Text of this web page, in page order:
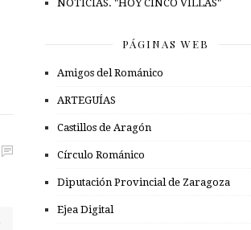
NOTICIAS. "HOY CINCO VILLAS"
PÁGINAS WEB
Amigos del Románico
ARTEGUÍAS
Castillos de Aragón
Círculo Románico
Diputación Provincial de Zaragoza
Ejea Digital